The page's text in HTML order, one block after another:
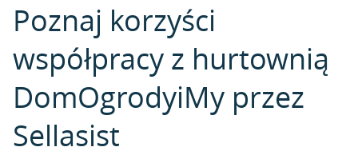
Poznaj korzyści
współpracy z hurtownią
DomOgrodyiMy przez
Sellasist